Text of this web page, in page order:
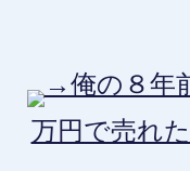
→俺の８年
万円で売れ